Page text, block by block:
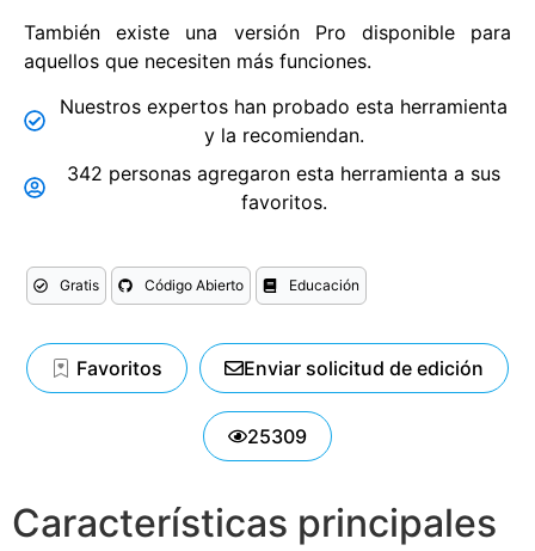
También existe una versión Pro disponible para
aquellos que necesiten más funciones.
Nuestros expertos han probado esta herramienta
y la recomiendan.
342 personas agregaron esta herramienta a sus
favoritos.
Gratis Código Abierto Educación
Favoritos Enviar solicitud de edición
25309
Características principales